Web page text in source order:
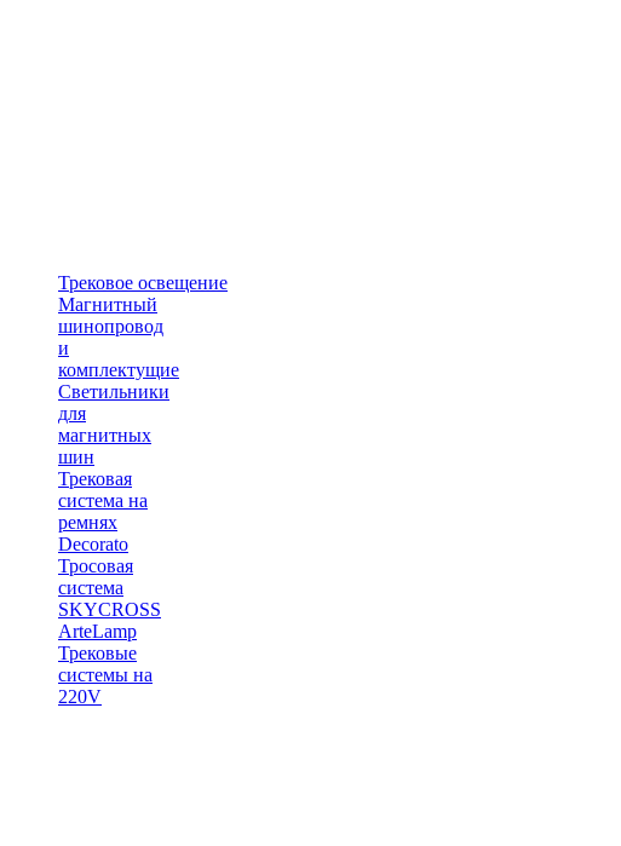
Трековое освещение
Магнитный
шинопровод
и
комплектущие
Светильники
для
магнитных
шин
Трековая
система на
ремнях
Decorato
Тросовая
система
SKYCROSS
ArteLamp
Трековые
системы на
220V